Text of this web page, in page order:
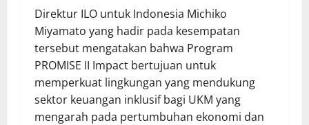
Direktur ILO untuk Indonesia Michiko
Miyamato yang hadir pada kesempatan
tersebut mengatakan bahwa Program
PROMISE II Impact bertujuan untuk
memperkuat lingkungan yang mendukung
sektor keuangan inklusif bagi UKM yang
mengarah pada pertumbuhan ekonomi dan